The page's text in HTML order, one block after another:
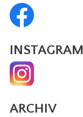
INSTAGRAM
ARCHIV